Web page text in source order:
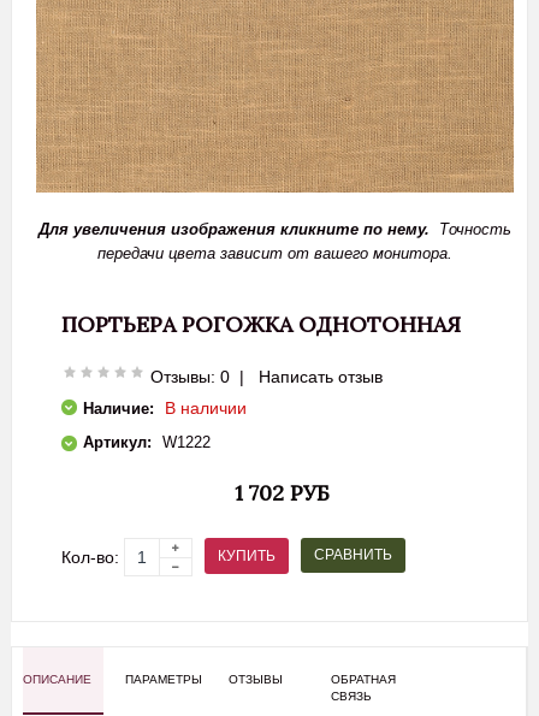
Для увеличения изображения кликните по нему. Точность
передачи цвета зависит от вашего монитора.
ПОРТЬЕРА РОГОЖКА ОДНОТОННАЯ
Отзывы: 0 | Написать отзыв
Наличие: В наличии
Артикул: W1222
1 702 РУБ
Кол-во: КУПИТЬ СРАВНИТЬ
ОПИСАНИЕ ПАРАМЕТРЫ ОТЗЫВЫ
ОБРАТНАЯ
СВЯЗЬ